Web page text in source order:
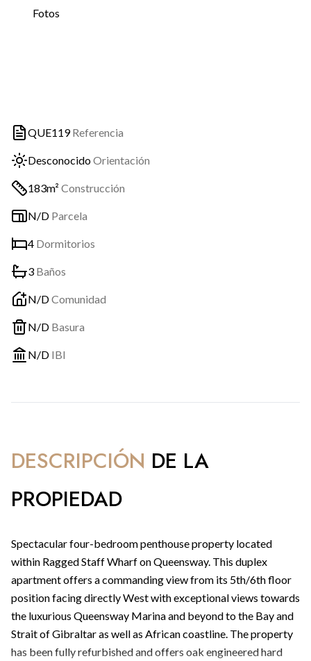
Fotos
QUE119 Referencia
DesconocidoOrientación
183m² Construcción
N/D Parcela
4 Dormitorios
3 Baños
N/DComunidad
N/D Basura
N/D IBI
DESCRIPCIÓN DE LA
PROPIEDAD
Spectacular four-bedroom penthouse property located
within Ragged Staff Wharf on Queensway. This duplex
apartment offers a commanding view from its 5th/6th floor
position facing directly West with exceptional views towards
the luxurious Queensway Marina and beyond to the Bay and
Strait of Gibraltar as well as African coastline. The property
has been fully refurbished and offers oak engineered hard